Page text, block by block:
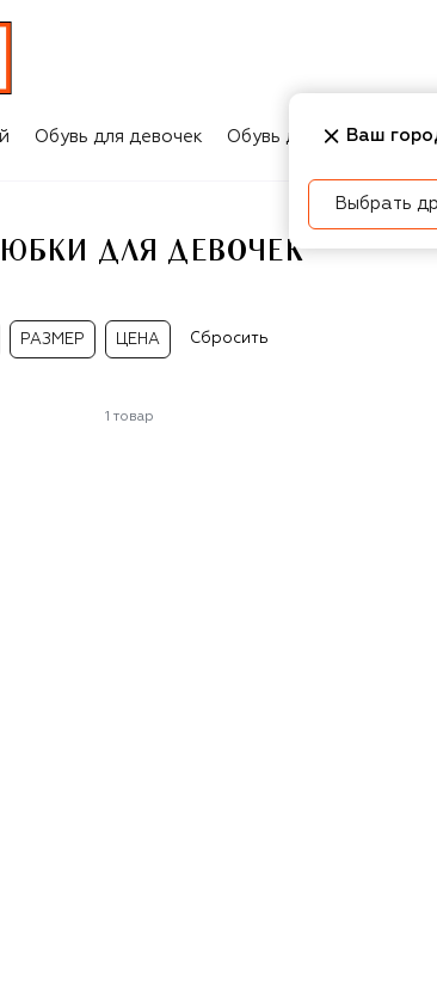
Обувь для девочек Обувь для мальчиков
ДЛЯ ДЕВОЧЕК
РАЗМЕР ЦЕНА Сбросить
1 товар
Ваш
Выбрать